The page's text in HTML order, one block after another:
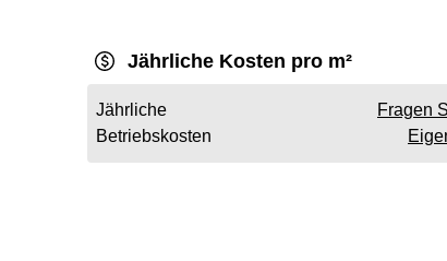
Jährliche Kosten pro m²
Jährliche
Betriebskosten
Fragen